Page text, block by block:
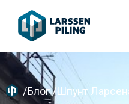
/Блог/Шпунт